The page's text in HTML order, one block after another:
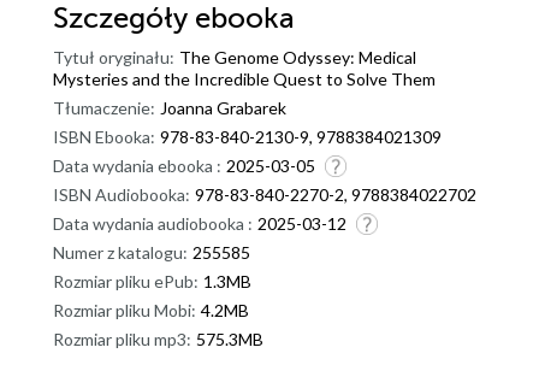
Szczegóły ebooka
Tytuł oryginału: The Genome Odyssey: Medical
Mysteries and the Incredible Quest to Solve Them
Tłumaczenie: Joanna Grabarek
ISBN Ebooka: 978-83-840-2130-9, 9788384021309
Data wydania ebooka : 2025-03-05
ISBN Audiobooka: 978-83-840-2270-2, 9788384022702
Data wydania audiobooka : 2025-03-12
Numer z katalogu: 255585
Rozmiar pliku ePub: 1.3MB
Rozmiar pliku Mobi: 4.2MB
Rozmiar pliku mp3: 575.3MB